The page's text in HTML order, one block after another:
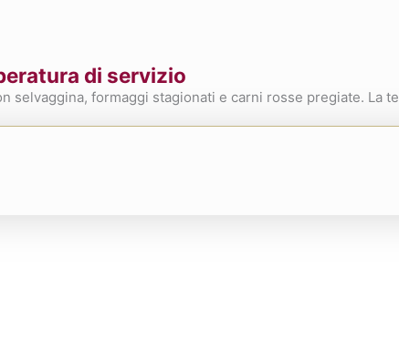
di servizio
selvaggina, formaggi stagionati e carni rosse pregiate. La